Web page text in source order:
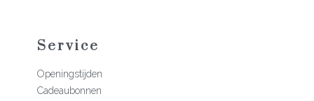
Service
Openingstijden
Cadeaubonnen